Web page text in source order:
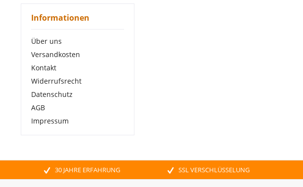
Informationen
Über uns
Versandkosten
Kontakt
Widerrufsrecht
Datenschutz
AGB
Impressum
30 JAHRE ERFAHRUNG SSL VERSCHLÜSSELUNG